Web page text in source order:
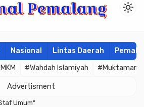
light_mode
Nasional Lintas Daerah
#Wahdah Islamiyah #Muktamar
Advertisment
Umum"